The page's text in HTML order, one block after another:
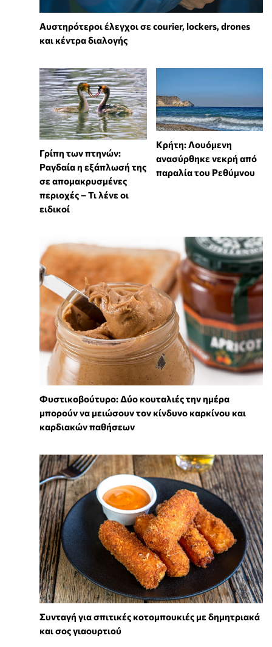
Αυστηρότεροι έλεγχοι σε courier, lockers, drones
και κέντρα διαλογής
Γρίπη των πτηνών:
Ραγδαία η εξάπλωσή της
σε απομακρυσμένες
περιοχές – Τι λένε οι
ειδικοί
Κρήτη: Λουόμενη
ανασύρθηκε νεκρή από
παραλία του Ρεθύμνου
Φυστικοβούτυρο: Δύο κουταλιές την ημέρα
μπορούν να μειώσουν τον κίνδυνο καρκίνου και
καρδιακών παθήσεων
Συνταγή για σπιτικές κοτομπουκιές με δημητριακά
και σος γιαουρτιού